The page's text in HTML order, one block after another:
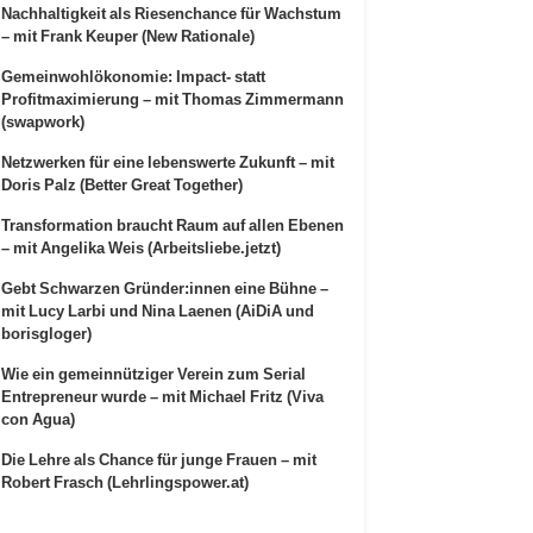
Nachhaltigkeit als Riesenchance für Wachstum
– mit Frank Keuper (New Rationale)
Gemeinwohlökonomie: Impact- statt
Profitmaximierung – mit Thomas Zimmermann
(swapwork)
Netzwerken für eine lebenswerte Zukunft – mit
Doris Palz (Better Great Together)
Transformation braucht Raum auf allen Ebenen
– mit Angelika Weis (Arbeitsliebe.jetzt)
Gebt Schwarzen Gründer:innen eine Bühne –
mit Lucy Larbi und Nina Laenen (AiDiA und
borisgloger)
Wie ein gemeinnütziger Verein zum Serial
Entrepreneur wurde – mit Michael Fritz (Viva
con Agua)
Die Lehre als Chance für junge Frauen – mit
Robert Frasch (Lehrlingspower.at)